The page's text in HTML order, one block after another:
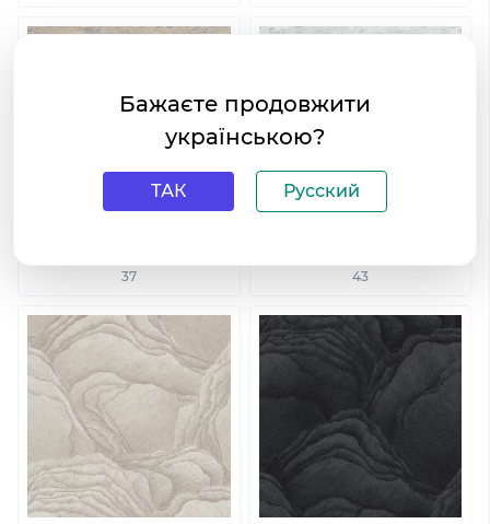
37
43
Бажаєте продовжити
українською?
ТАК Русский